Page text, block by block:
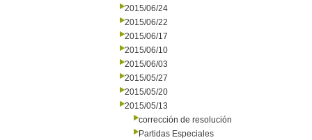
2015/06/24
2015/06/22
2015/06/17
2015/06/10
2015/06/03
2015/05/27
2015/05/20
2015/05/13
corrección de resolución
Partidas Especiales